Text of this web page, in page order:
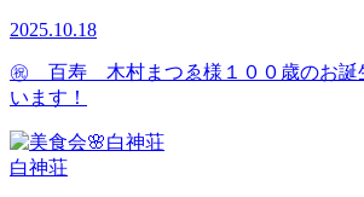
2025.10.18
㊗ 百寿 木村まつゑ様１００歳のお誕
います！
白神荘